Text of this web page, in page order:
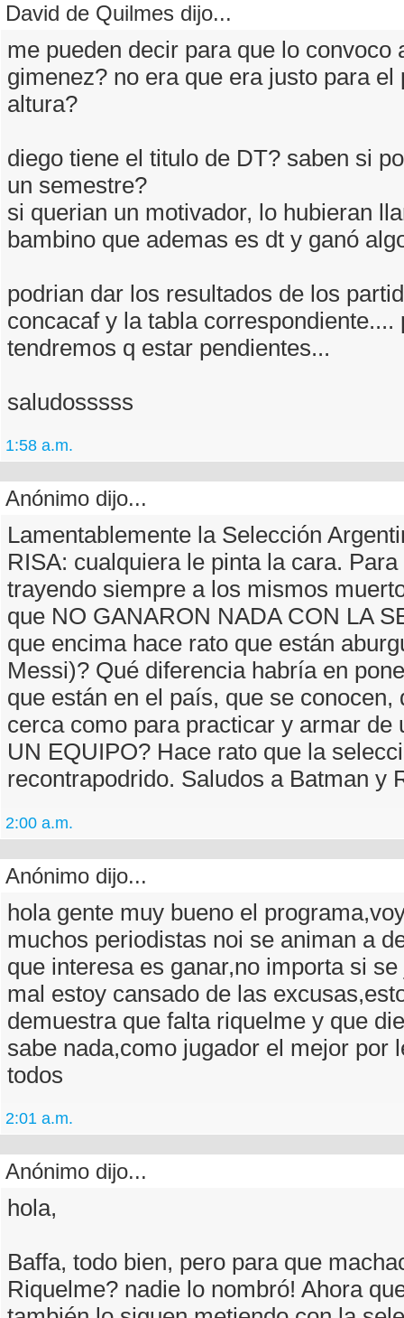
David de Quilmes dijo...
me pueden decir para que lo convoco
gimenez? no era que era justo para el
altura?
diego tiene el titulo de DT? saben si
un semestre?
si querian un motivador, lo hubieran
bambino que ademas es dt y ganó
podrian dar los resultados de los
concacaf y la tabla correspondiente....
tendremos q estar pendientes...
saludosssss
1:58 a.m.
Anónimo dijo...
Lamentablemente la Selección
RISA: cualquiera le pinta la cara.
trayendo siempre a los mismos
que NO GANARON NADA CON LA
que encima hace rato que están
Messi)? Qué diferencia habría en
que están en el país, que se conocen,
cerca como para practicar y armar de
UN EQUIPO? Hace rato que la
recontrapodrido. Saludos a Batman y
2:00 a.m.
Anónimo dijo...
hola gente muy bueno el
muchos periodistas noi se animan a
que interesa es ganar,no importa si
mal estoy cansado de las
demuestra que falta riquelme y que
sabe nada,como jugador el mejor por
todos
2:01 a.m.
Anónimo dijo...
hola,
Baffa, todo bien, pero para que
Riquelme? nadie lo nombró! Ahora